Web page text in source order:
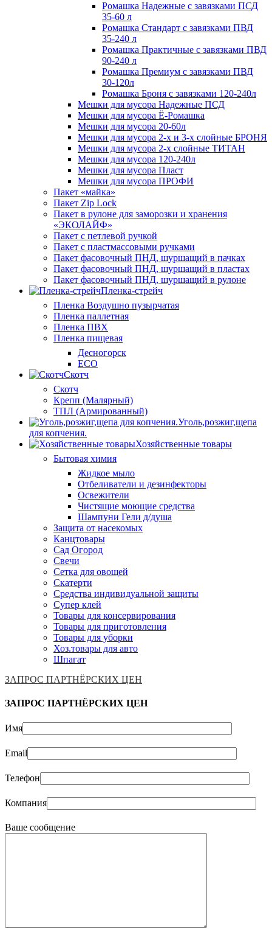
Ромашка Надежные с завязками ПСД
35-60 л
Ромашка Стандарт с завязками ПВД
35-240 л
Ромашка Практичные с завязками ПВД
90-240 л
Ромашка Премиум с завязками ПВД
30-120л
Ромашка Броня с завязками 120-240л
Мешки для мусора Надежные ПСД
Мешки для мусора Ё-Ромашка
Мешки для мусора 20-60л
Мешки для мусора 2-х и 3-х слойные БРОНЯ
Мешки для мусора 2-х слойные ТИТАН
Мешки для мусора 120-240л
Мешки для мусора Пласт
Мешки для мусора ПРОФИ
Пакет «майка»
Пакет Zip Lock
Пакет в рулоне для заморозки и хранения
«ЭКОЛАЙФ»
Пакет с петлевой ручкой
Пакет с пластмассовыми ручками
Пакет фасовочный ПНД, шуршащий в пачках
Пакет фасовочный ПНД, шуршащий в пластах
Пакет фасовочный ПНД, шуршащий в рулоне
Пленка-стрейч
Пленка Воздушно пузырчатая
Пленка паллетная
Пленка ПВХ
Пленка пищевая
Десногорск
ECO
Скотч
Скотч
Крепп (Малярный)
ТПЛ (Армированный)
Уголь,розжиг,щепа
для копчения.
Хозяйственные товары
Бытовая химия
Жидкое мыло
Отбеливатели и дезинфекторы
Освежители
Чистящие моющие средства
Шампуни Гели д/душа
Защита от насекомых
Канцтовары
Сад Огород
Свечи
Сетка для овощей
Скатерти
Средства индивидуальной защиты
Супер клей
Товары для консервирования
Товары для приготовления
Товары для уборки
Хоз.товары для авто
Шпагат
ЗАПРОС ПАРТНЁРСКИХ ЦЕН
ЗАПРОС ПАРТНЁРСКИХ ЦЕН
Имя
Email
Телефон
Компания
Ваше сообщение